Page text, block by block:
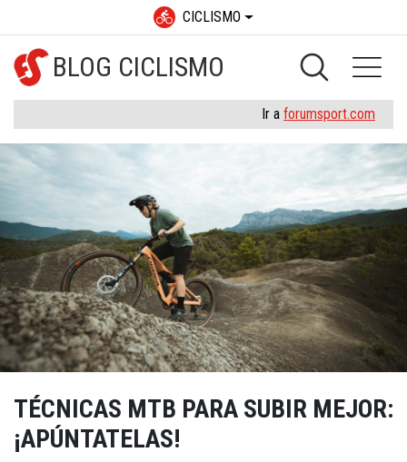
CICLISMO
BLOG CICLISMO
Ir a forumsport.com
TÉCNICAS MTB PARA SUBIR MEJOR:
¡APÚNTATELAS!